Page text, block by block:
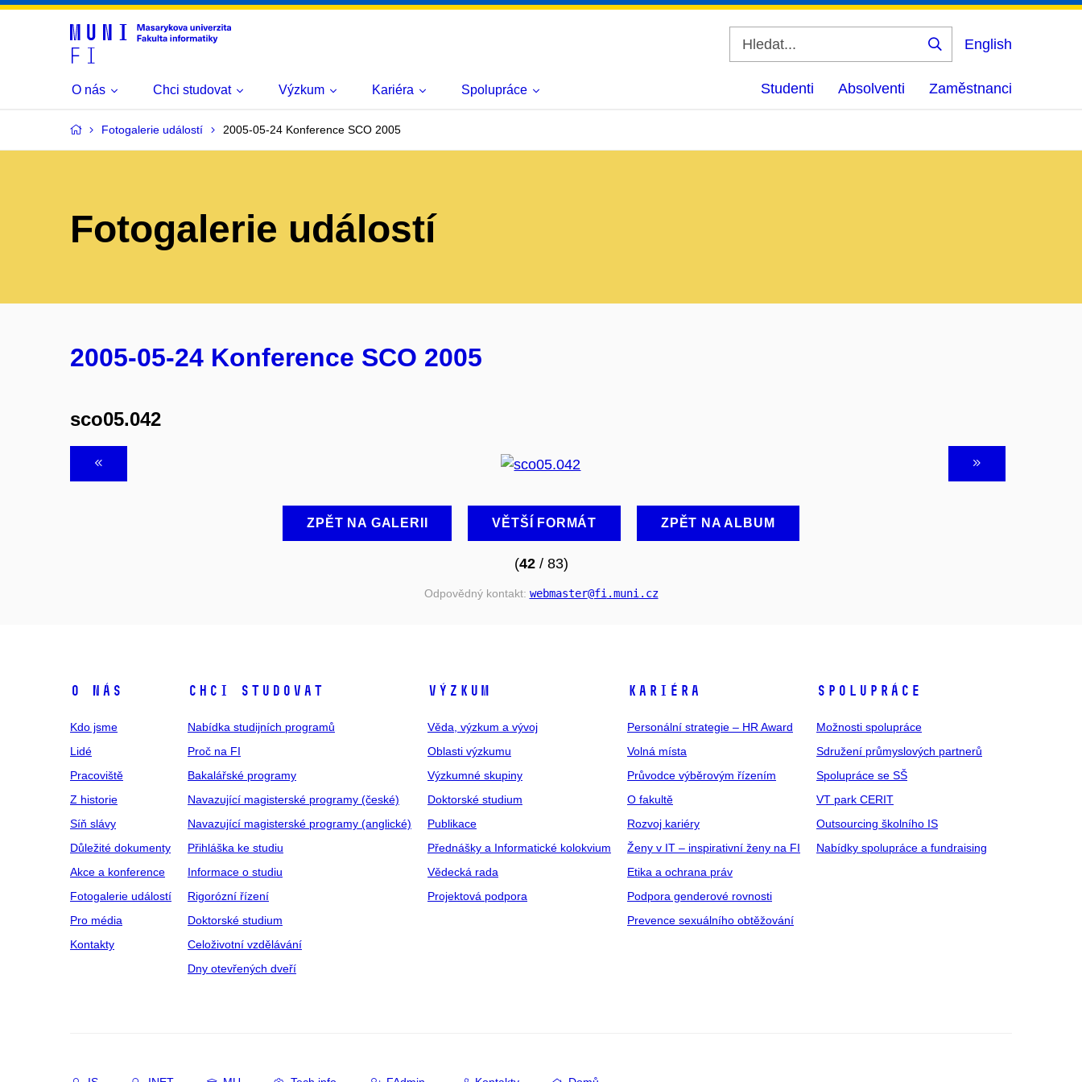
Vyhledat
English
O nás Chci studovat Výzkum Kariéra Spolupráce Studenti Absolventi Zaměstnanci
Fotogalerie událostí 2005-05-24 Konference SCO 2005
Fotogalerie událostí
2005-05-24 Konference SCO 2005
sco05.042
ZPĚT NA GALERII VĚTŠÍ FORMÁT ZPĚT NA ALBUM
(42/ 83)
Odpovědný kontakt: webmaster@fi .muni .cz
O NÁS
Kdo jsme
Lidé
Pracoviště
Z historie
Síň slávy
Důležité dokumenty
Akce a konference
Fotogalerie událostí
Pro média
Kontakty
CHCI STUDOVAT
Nabídka studijních programů
Proč na FI
Bakalářské programy
Navazující magisterské programy (české)
Navazující magisterské programy (anglické)
Přihláška ke studiu
Informace o studiu
Rigorózní řízení
Doktorské studium
Celoživotní vzdělávání
Dny otevřených dveří
VÝZKUM
Věda, výzkum a vývoj
Oblasti výzkumu
Výzkumné skupiny
Doktorské studium
Publikace
Přednášky a Informatické kolokvium
Vědecká rada
Projektová podpora
KARIÉRA
Personální strategie – HR Award
Volná místa
Průvodce výběrovým řízením
O fakultě
Rozvoj kariéry
Ženy v IT – inspirativní ženy na FI
Etika a ochrana práv
Podpora genderové rovnosti
Prevence sexuálního obtěžování
SPOLUPRÁCE
Možnosti spolupráce
Sdružení průmyslových partnerů
Spolupráce se SŠ
VT park CERIT
Outsourcing školního IS
Nabídky spolupráce a fundraising